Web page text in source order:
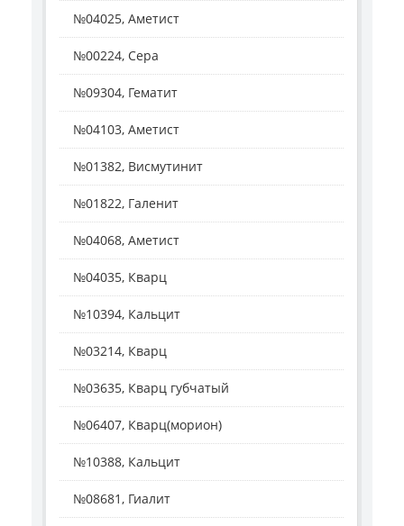
№04025, Аметист
№00224, Сера
№09304, Гематит
№04103, Аметист
№01382, Висмутинит
№01822, Галенит
№04068, Аметист
№04035, Кварц
№10394, Кальцит
№03214, Кварц
№03635, Кварц губчатый
№06407, Кварц(морион)
№10388, Кальцит
№08681, Гиалит